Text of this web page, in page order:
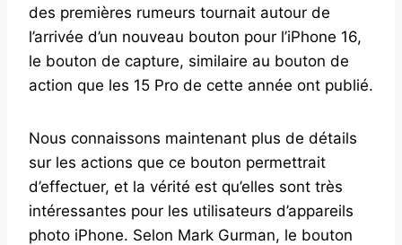
des premières rumeurs tournait autour de
l’arrivée d’un nouveau bouton pour l’iPhone 16,
le bouton de capture, similaire au bouton de
action que les 15 Pro de cette année ont publié.
Nous connaissons maintenant plus de détails
sur les actions que ce bouton permettrait
d’effectuer, et la vérité est qu’elles sont très
intéressantes pour les utilisateurs d’appareils
photo iPhone. Selon Mark Gurman, le bouton